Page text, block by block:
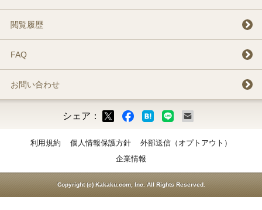
閲覧履歴
FAQ
お問い合わせ
シェア：
利用規約 個人情報保護方針
外部送信（オプトアウト）
企業情報
Copyright (c) Kakaku.com, Inc. All Rights Reserved.